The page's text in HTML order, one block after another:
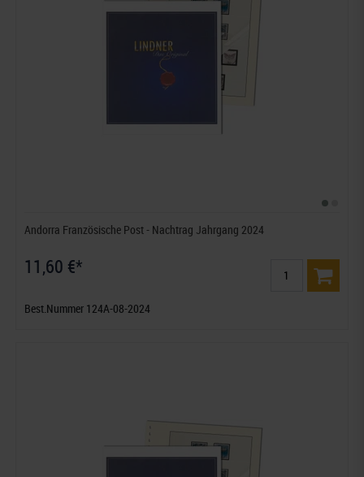
Andorra Französische Post - Nachtrag Jahrgang 2024
11,60 €*
Best.Nummer 124A-08-2024